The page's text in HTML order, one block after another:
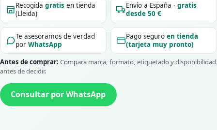
Recogidagratis en tienda
(Lleida)
Envío a España ·gratis
desde 50 €
Te asesoramos de verdad
porWhatsApp
Pago seguroen tienda
(tarjeta muy pronto)
Antes de comprar: Compara marca, formato, etiquetado y disponibilidad
antes de decidir.
Consultar por WhatsApp